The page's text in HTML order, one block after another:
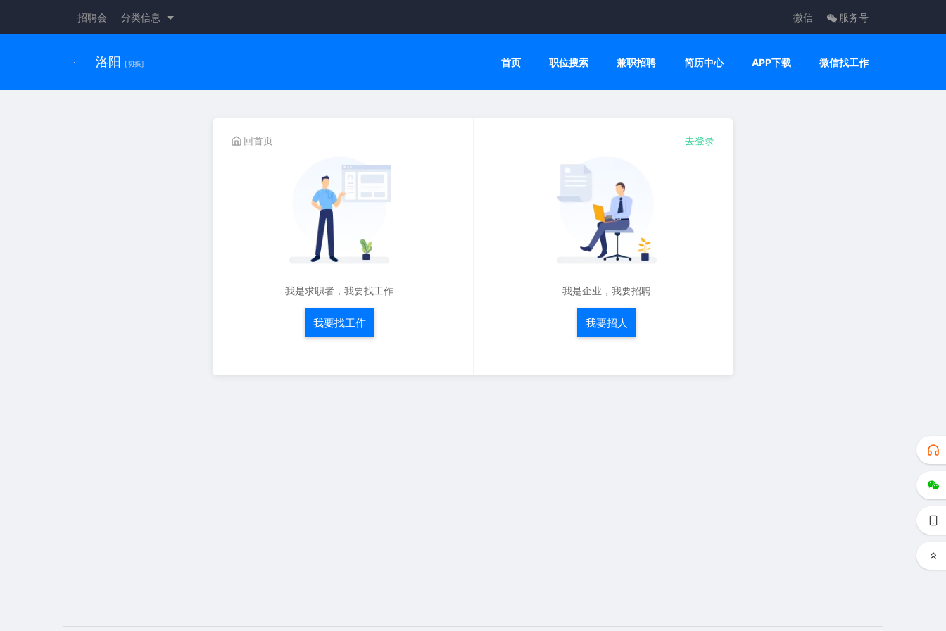
招聘会 分类信息 微信 服务号
洛阳 [切换] 首页 职位搜索 兼职招聘 简历中心 APP下载 微信找工作
我是求职者，我要找工作
我要找工作
我是企业，我要招聘
我要招人
回首页 去登录